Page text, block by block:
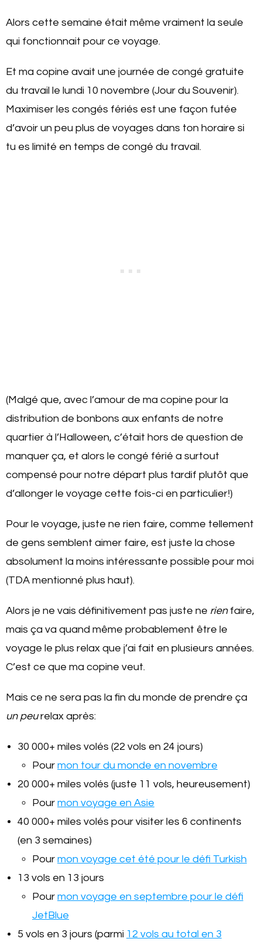
Alors cette semaine était même vraiment la seule
qui fonctionnait pour ce voyage.
Et ma copine avait une journée de congé gratuite
du travail le lundi 10 novembre (Jour du Souvenir).
Maximiser les congés fériés est une façon futée
d’avoir un peu plus de voyages dans ton horaire si
tu es limité en temps de congé du travail.
(Malgé que, avec l’amour de ma copine pour la
distribution de bonbons aux enfants de notre
quartier à l’Halloween, c’était hors de question de
manquer ça, et alors le congé férié a surtout
compensé pour notre départ plus tardif plutôt que
d’allonger le voyage cette fois-ci en particulier!)
Pour le voyage, juste ne rien faire, comme tellement
de gens semblent aimer faire, est juste la chose
absolument la moins intéressante possible pour moi
(TDA mentionné plus haut).
Alors je ne vais définitivement pas juste ne rienfaire,
mais ça va quand même probablement être le
voyage le plus relax que j’ai fait en plusieurs années.
C’est ce que ma copine veut.
Mais ce ne sera pas la fin du monde de prendre ça
un peurelax après:
30 000+ miles volés (22 vols en 24 jours)
Pour mon tour du monde en novembre
20 000+ miles volés (juste 11 vols, heureusement)
Pour mon voyage en Asie
40 000+ miles volés pour visiter les 6 continents
(en 3 semaines)
Pour mon voyage cet été pour le défi Turkish
13 vols en 13 jours
Pour mon voyage en septembre pour le défi
JetBlue
5 vols en 3 jours (parmi 12 vols au total en 3